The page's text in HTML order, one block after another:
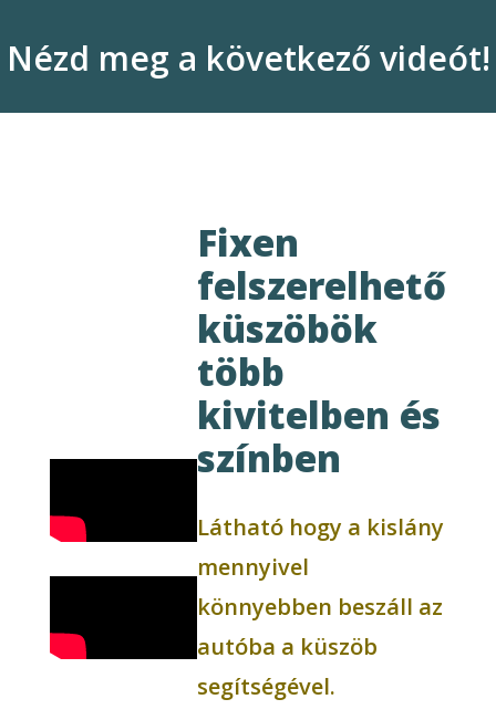
Nézd meg a következő videót!
Fixen
felszerelhető
küszöbök
több
kivitelben és
színben
Látható hogy a kislány
mennyivel
könnyebben beszáll az
autóba a küszöb
segítségével.